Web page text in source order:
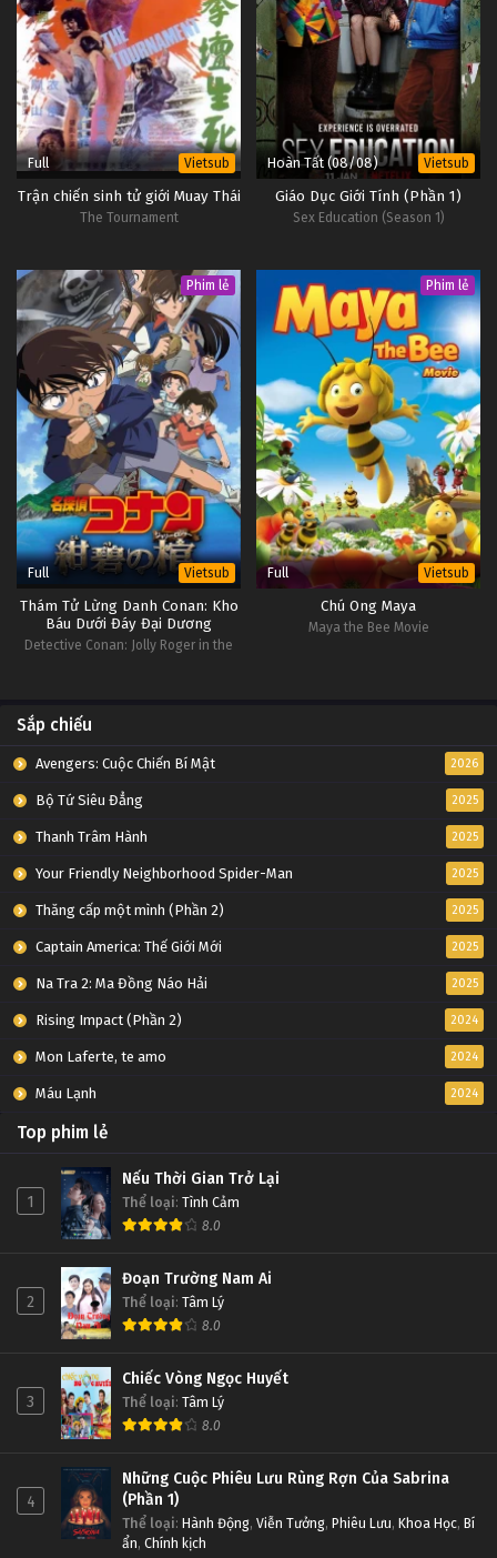
Full Vietsub
Trận chiến sinh tử giới Muay Thái
The Tournament
Hoàn Tất (08/08) Vietsub
Giáo Dục Giới Tính (Phần 1)
Sex Education (Season 1)
Phim lẻ
Full Vietsub
Thám Tử Lừng Danh Conan: Kho
Báu Dưới Đáy Đại Dương
Detective Conan: Jolly Roger in the
Phim lẻ
Full Vietsub
Chú Ong Maya
Maya the Bee Movie
Sắp chiếu
Avengers: Cuộc Chiến Bí Mật 2026
Bộ Tứ Siêu Đẳng 2025
Thanh Trâm Hành 2025
Your Friendly Neighborhood Spider-Man 2025
Thăng cấp một mình (Phần 2) 2025
Captain America: Thế Giới Mới 2025
Na Tra 2: Ma Đồng Náo Hải 2025
Rising Impact (Phần 2) 2024
Mon Laferte, te amo 2024
Máu Lạnh 2024
Top phim lẻ
1
Nếu Thời Gian Trở Lại
Thể loại: Tình Cảm
8.0
2
Đoạn Trường Nam Ai
Thể loại: Tâm Lý
8.0
3
Chiếc Vòng Ngọc Huyết
Thể loại: Tâm Lý
8.0
4
Những Cuộc Phiêu Lưu Rùng Rợn Của Sabrina
(Phần 1)
Thể loại: Hành Động, Viễn Tưởng, Phiêu Lưu, Khoa Học, Bí
ẩn, Chính kịch